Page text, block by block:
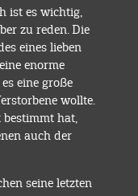
ist es wichtig,
zu reden. Die
eines lieben
enorme
eine große
wollte.
bestimmt hat,
auch der
seine letzten